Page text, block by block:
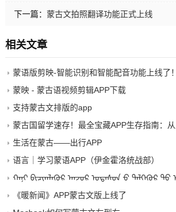
下一篇： 蒙古文拍照翻译功能正式上线
相关文章
蒙语版剪映-智能识别和智能配音功能上线了！
蒙映 - 蒙古语视频剪辑APP下载
支持蒙古文排版的app
蒙古国留学速存！最全宝藏APP生存指南：
生活在蒙古——出行APP
语言｜学习蒙语APP（伊金霍洛统战部）
ᠬᠠᠨᠢ ᠪᠢᠴᠢᠭᠯᠡᠭᠦᠷ ᠠᠨ᠋ᠵᠣᠷ ᠤᠲᠠᠰᠤᠨ ᠊ᠤ ᠲᠡᠯᠭᠡᠭᠦᠷ
《暖新闻》APP蒙古文版上线了